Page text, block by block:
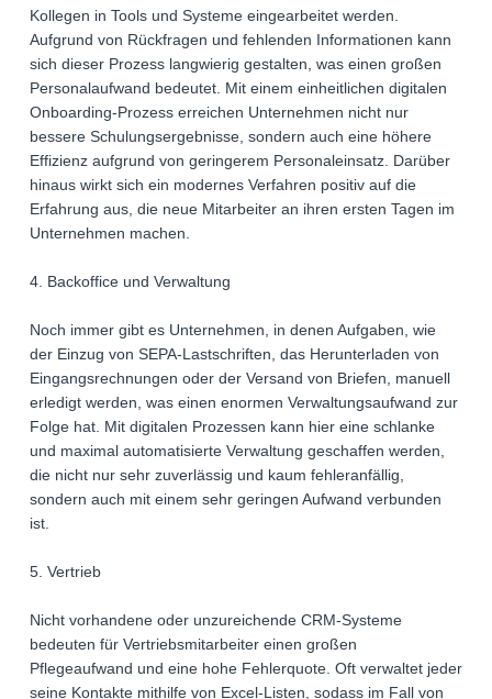
Kollegen in Tools und Systeme eingearbeitet werden.
Aufgrund von Rückfragen und fehlenden Informationen kann
sich dieser Prozess langwierig gestalten, was einen großen
Personalaufwand bedeutet. Mit einem einheitlichen digitalen
Onboarding-Prozess erreichen Unternehmen nicht nur
bessere Schulungsergebnisse, sondern auch eine höhere
Effizienz aufgrund von geringerem Personaleinsatz. Darüber
hinaus wirkt sich ein modernes Verfahren positiv auf die
Erfahrung aus, die neue Mitarbeiter an ihren ersten Tagen im
Unternehmen machen.
4. Backoffice und Verwaltung
Noch immer gibt es Unternehmen, in denen Aufgaben, wie
der Einzug von SEPA-Lastschriften, das Herunterladen von
Eingangsrechnungen oder der Versand von Briefen, manuell
erledigt werden, was einen enormen Verwaltungsaufwand zur
Folge hat. Mit digitalen Prozessen kann hier eine schlanke
und maximal automatisierte Verwaltung geschaffen werden,
die nicht nur sehr zuverlässig und kaum fehleranfällig,
sondern auch mit einem sehr geringen Aufwand verbunden
ist.
5. Vertrieb
Nicht vorhandene oder unzureichende CRM-Systeme
bedeuten für Vertriebsmitarbeiter einen großen
Pflegeaufwand und eine hohe Fehlerquote. Oft verwaltet jeder
seine Kontakte mithilfe von Excel-Listen, sodass im Fall von